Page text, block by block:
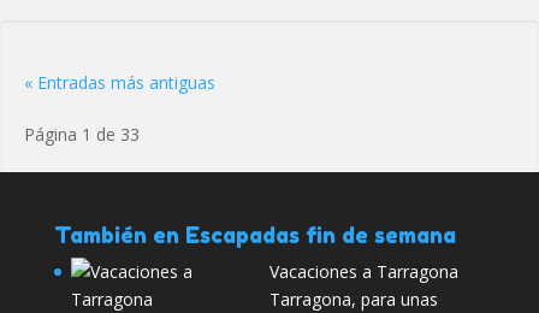
« Entradas más antiguas
Página 1 de 33
También en Escapadas fin de semana
Vacaciones a Tarragona
Tarragona, para unas